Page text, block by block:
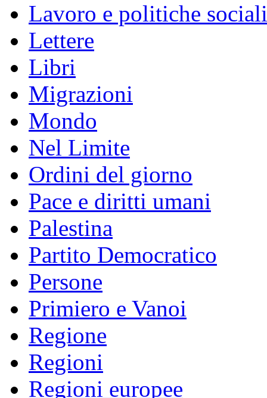
Lavoro e politiche sociali
Lettere
Libri
Migrazioni
Mondo
Nel Limite
Ordini del giorno
Pace e diritti umani
Palestina
Partito Democratico
Persone
Primiero e Vanoi
Regione
Regioni
Regioni europee